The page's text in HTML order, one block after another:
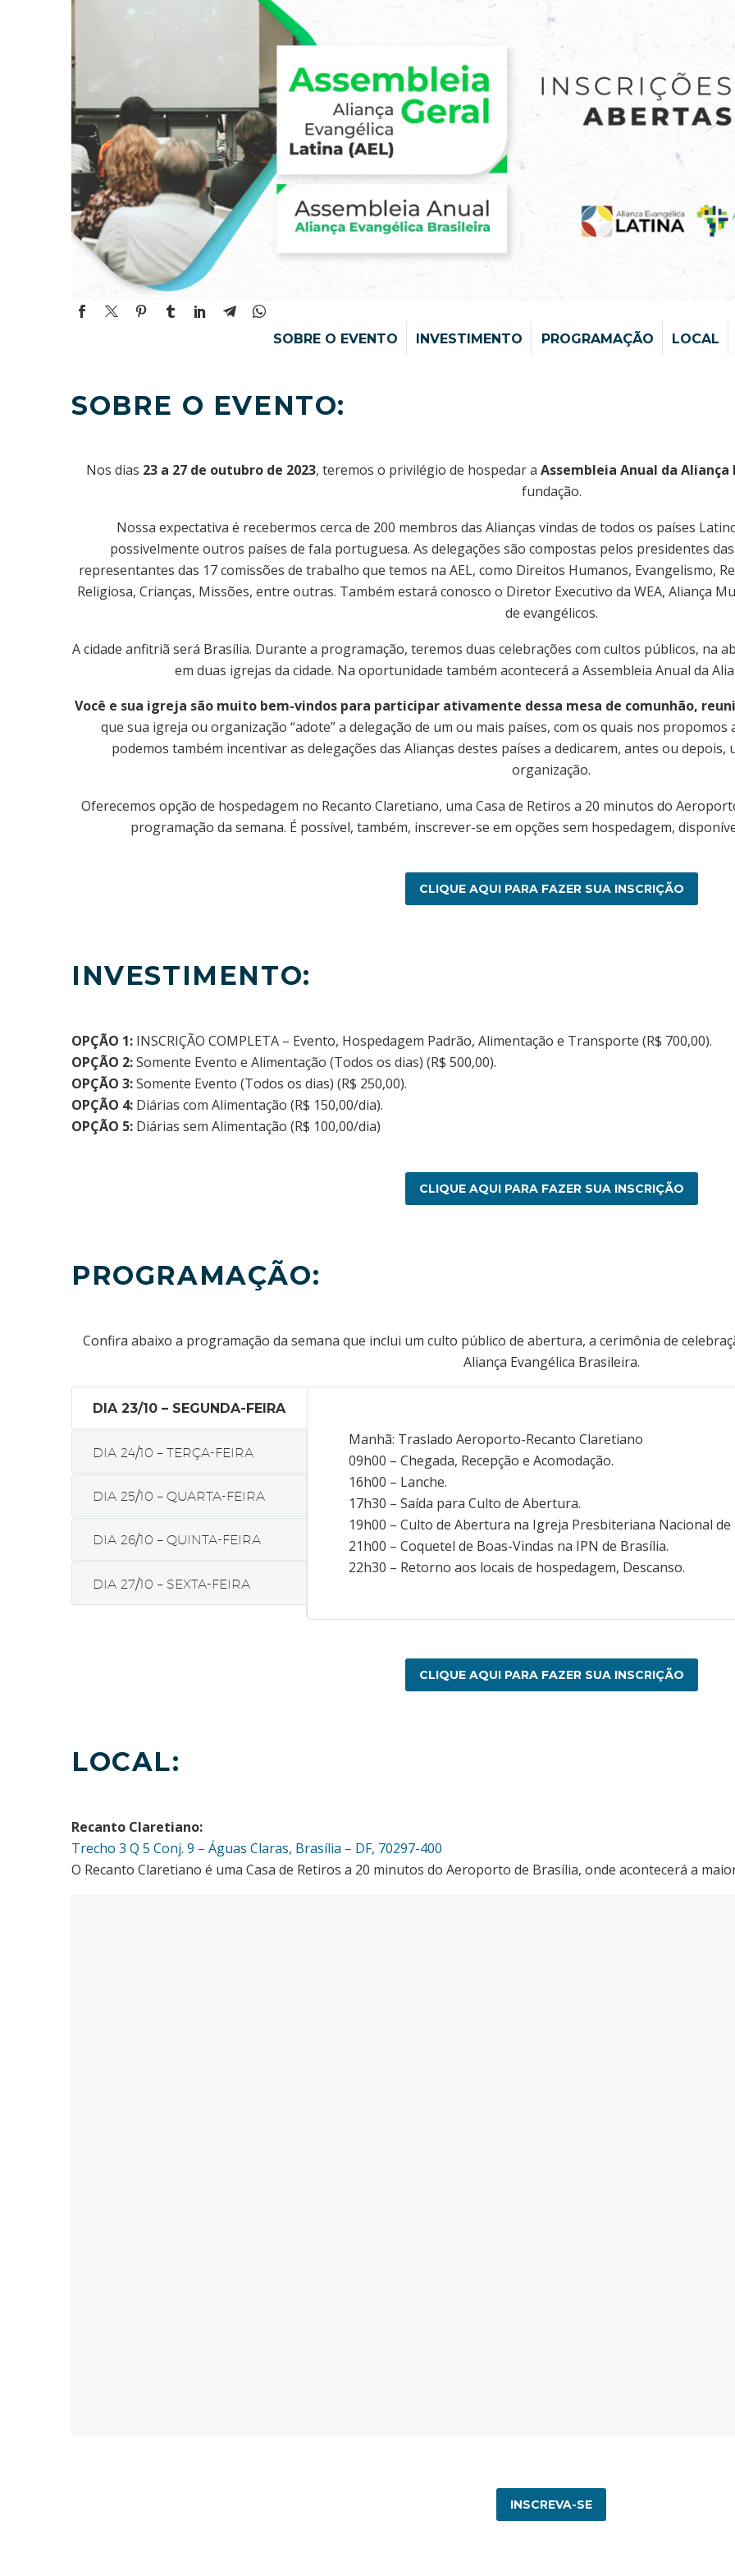
SOBRE O EVENTO INVESTIMENTO PROGRAMAÇÃO LOCAL
SOBRE O EVENTO:
Nos dias 23 a 27 de outubro de 2023, teremos o privilégio de hospedar a Assembleia Anual da Aliança
fundação.
Nossa expectativa é recebermos cerca de 200 membros das Alianças vindas de todos os países
possivelmente outros países de fala portuguesa. As delegações são compostas pelos presidentes
representantes das 17 comissões de trabalho que temos na AEL, como Direitos Humanos, Evangelismo,
Religiosa, Crianças, Missões, entre outras. Também estará conosco o Diretor Executivo da WEA, Aliança
de evangélicos.
A cidade anfitriã será Brasília. Durante a programação, teremos duas celebrações com cultos públicos, na
em duas igrejas da cidade. Na oportunidade também acontecerá a Assembleia Anual da
Você e sua igreja são muito bem-vindos para participar ativamente dessa mesa de comunhão,
que sua igreja ou organização “adote” a delegação de um ou mais países, com os quais nos
podemos também incentivar as delegações das Alianças destes países a dedicarem, antes ou
organização.
Oferecemos opção de hospedagem no Recanto Claretiano, uma Casa de Retiros a 20 minutos do
programação da semana. É possível, também, inscrever-se em opções sem hospedagem,
CLIQUE AQUI PARA FAZER SUA INSCRIÇÃO
INVESTIMENTO:
OPÇÃO 1: INSCRIÇÃO COMPLETA – Evento, Hospedagem Padrão, Alimentação e Transporte (R$ 700,00).
OPÇÃO 2:Somente Evento e Alimentação (Todos os dias) (R$ 500,00).
OPÇÃO 3:Somente Evento (Todos os dias) (R$ 250,00).
OPÇÃO 4: Diárias com Alimentação (R$ 150,00/dia).
OPÇÃO 5: Diárias sem Alimentação (R$ 100,00/dia)
CLIQUE AQUI PARA FAZER SUA INSCRIÇÃO
PROGRAMAÇÃO:
Confira abaixo a programação da semana que inclui um culto público de abertura, a cerimônia de
Aliança Evangélica Brasileira.
DIA 23/10 – SEGUNDA-FEIRA
DIA 24/10 – TERÇA-FEIRA
DIA 25/10 – QUARTA-FEIRA
DIA 26/10 – QUINTA-FEIRA
DIA 27/10 – SEXTA-FEIRA
Manhã: Traslado Aeroporto-Recanto Claretiano
09h00 – Chegada, Recepção e Acomodação.
16h00 – Lanche.
17h30 – Saída para Culto de Abertura.
19h00 – Culto de Abertura na Igreja Presbiteriana Nacional de
21h00 – Coquetel de Boas-Vindas na IPN de Brasília.
22h30 – Retorno aos locais de hospedagem, Descanso.
CLIQUE AQUI PARA FAZER SUA INSCRIÇÃO
LOCAL:
Recanto Claretiano:
Trecho 3 Q 5 Conj. 9 – Águas Claras, Brasília – DF, 70297-400
O Recanto Claretiano é uma Casa de Retiros a 20 minutos do Aeroporto de Brasília, onde acontecerá a
INSCREVA-SE